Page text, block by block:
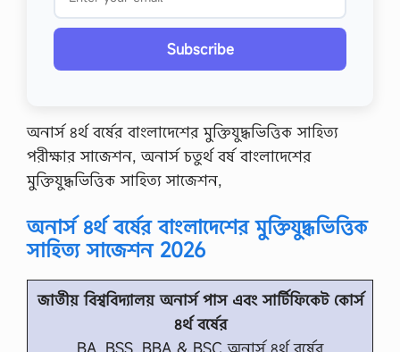
Subscribe
অনার্স ৪র্থ বর্ষের বাংলাদেশের মুক্তিযুদ্ধভিত্তিক সাহিত্য
পরীক্ষার সাজেশন, অনার্স চতুর্থ বর্ষ বাংলাদেশের
মুক্তিযুদ্ধভিত্তিক সাহিত্য সাজেশন,
অনার্স ৪র্থ বর্ষের বাংলাদেশের মুক্তিযুদ্ধভিত্তিক
সাহিত্য সাজেশন 2026
জাতীয় বিশ্ববিদ্যালয় অনার্স পাস এবং সার্টিফিকেট কোর্স
৪র্থ বর্ষের
BA, BSS, BBA & BSC অনার্স ৪র্থ বর্ষের